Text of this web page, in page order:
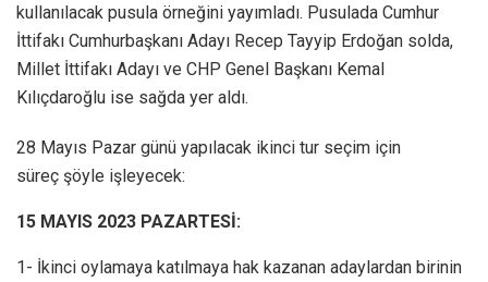
kullanılacak pusula örneğini yayımladı. Pusulada Cumhur
İttifakı Cumhurbaşkanı Adayı Recep Tayyip Erdoğan solda,
Millet İttifakı Adayı ve CHP Genel Başkanı Kemal
Kılıçdaroğlu ise sağda yer aldı.
28 Mayıs Pazar günü yapılacak ikinci tur seçim için
süreç şöyle işleyecek:
15 MAYIS 2023 PAZARTESİ:
1- İkinci oylamaya katılmaya hak kazanan adaylardan birinin